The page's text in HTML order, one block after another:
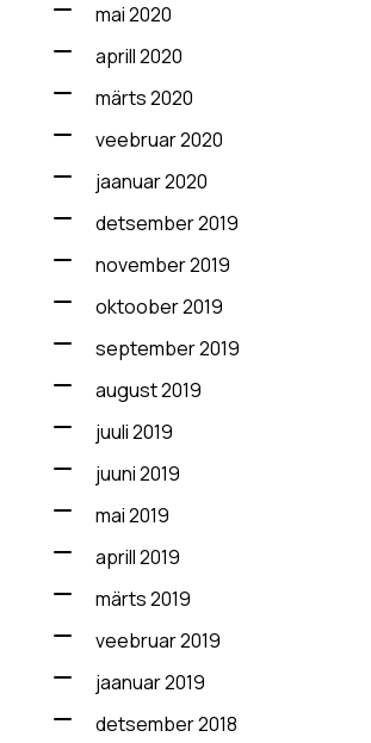
mai 2020
aprill 2020
märts 2020
veebruar 2020
jaanuar 2020
detsember 2019
november 2019
oktoober 2019
september 2019
august 2019
juuli 2019
juuni 2019
mai 2019
aprill 2019
märts 2019
veebruar 2019
jaanuar 2019
detsember 2018